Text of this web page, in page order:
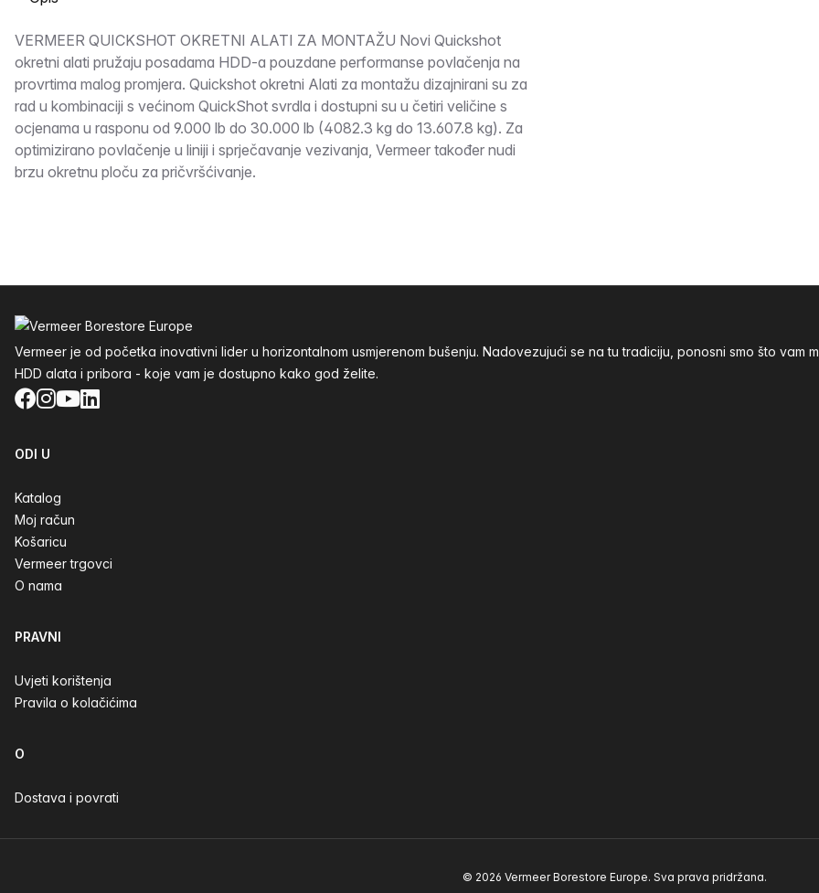
Opis
VERMEER QUICKSHOT OKRETNI ALATI ZA MONTAŽU Novi Quickshot
okretni alati pružaju posadama HDD-a pouzdane performanse povlačenja na
provrtima malog promjera. Quickshot okretni Alati za montažu dizajnirani su za
rad u kombinaciji s većinom QuickShot svrdla i dostupni su u četiri veličine s
ocjenama u rasponu od 9.000 lb do 30.000 lb (4082.3 kg do 13.607.8 kg). Za
optimizirano povlačenje u liniji i sprječavanje vezivanja, Vermeer također nudi
brzu okretnu ploču za pričvršćivanje.
Vermeer je od početka inovativni lider u horizontalnom usmjerenom bušenju. Nadovezujući se na tu tradiciju, ponosni smo što vam
HDD alata i pribora - koje vam je dostupno kako god želite.
Facebook
Instagram
YouTube
LinkedIn
ODI U
Katalog
Moj račun
Košaricu
Vermeer trgovci
O nama
PRAVNI
Uvjeti korištenja
Pravila o kolačićima
O
Dostava i povrati
© 2026 Vermeer Borestore Europe. Sva prava pridržana.